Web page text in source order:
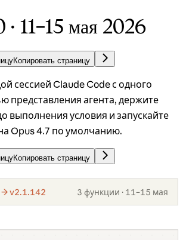
· 11–15 мая 2026
Копировать страницу
сессией Claude Code с одного
представления агента, держите
выполнения условия и запускайте
Opus 4.7 по умолчанию.
Копировать страницу
v2.1.142 3 функции · 11–15 мая